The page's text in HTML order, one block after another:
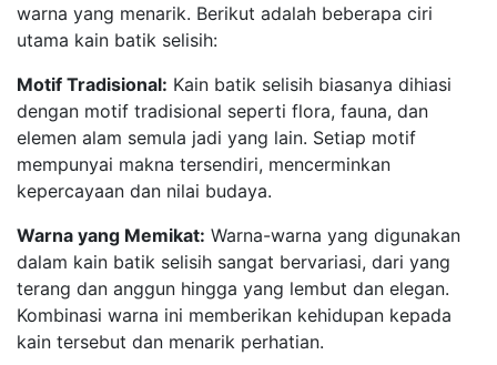
warna yang menarik. Berikut adalah beberapa ciri
utama kain batik selisih:
Motif Tradisional: Kain batik selisih biasanya dihiasi
dengan motif tradisional seperti flora, fauna, dan
elemen alam semula jadi yang lain. Setiap motif
mempunyai makna tersendiri, mencerminkan
kepercayaan dan nilai budaya.
Warna yang Memikat: Warna-warna yang digunakan
dalam kain batik selisih sangat bervariasi, dari yang
terang dan anggun hingga yang lembut dan elegan.
Kombinasi warna ini memberikan kehidupan kepada
kain tersebut dan menarik perhatian.